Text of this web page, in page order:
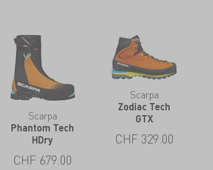
Scarpa
Phantom Tech
HDry
CHF 679.00
Scarpa
Zodiac Tech
GTX
CHF 329.00